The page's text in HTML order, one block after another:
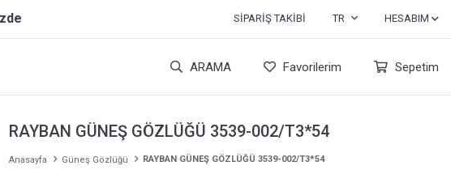
SIPARIŞ TAKIBI TR HESABIM
ARAMA Favorilerim Sepetim
RAYBAN GÜNEŞ GÖZLÜĞÜ 3539-002/T3*54
Anasayfa Güneş Gözlüğü RAYBAN GÜNEŞ GÖZLÜĞÜ 3539-002/T3*54